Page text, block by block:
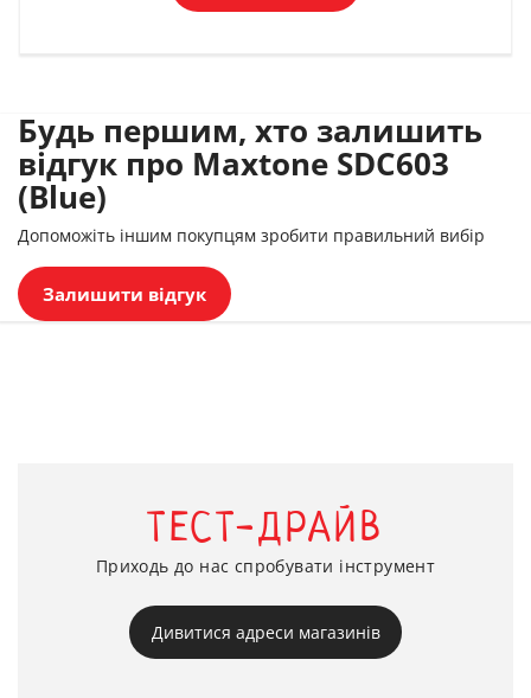
Будь першим, хто залишить
відгук про Maxtone SDC603
(Blue)
Допоможіть іншим покупцям зробити правильний вибір
Залишити відгук
ТЕСТ-ДРАЙВ
Приходь до нас спробувати інструмент
Дивитися адреси магазинів